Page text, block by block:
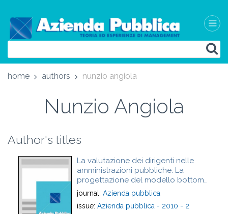
home authors nunzio angiola
Nunzio Angiola
Author's titles
La valutazione dei dirigenti nelle
amministrazioni pubbliche. La
progettazione del modello bottom-
up
journal: Azienda pubblica
issue: Azienda pubblica - 2010 - 2